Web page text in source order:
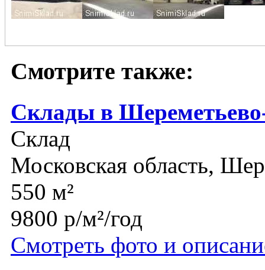
Смотрите также:
Склады в
Склад
Московская область,
550 м²
9800 р/м²/год
Смотреть фото и